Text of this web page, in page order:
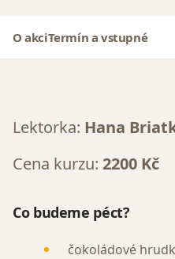
O akciTermín a vstupné
Lektorka: Hana
Cena kurzu: 2200 Kč
Co budeme péct?
čokoládové